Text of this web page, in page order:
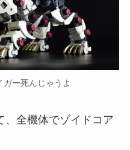
ー死んじゃうよ
、全機体でゾイドコア